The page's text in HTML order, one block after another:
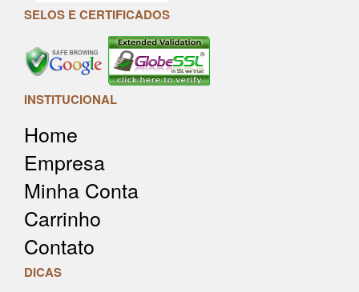
SELOS E CERTIFICADOS
INSTITUCIONAL
Home
Empresa
Minha Conta
Carrinho
Contato
DICAS